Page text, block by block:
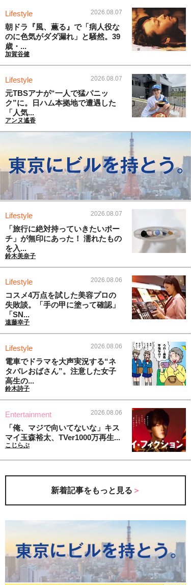
Lifestyle 2026.08.07
朝ドラ『風、薫る』で「病人役な
のに色気がダダ漏れ」と騒然。39
歳・...
加賀谷健
Lifestyle 2026.08.07
元TBSアナが“一人で猛パニッ
ク”に。日ハム本拠地で遭遇した
「人気...
アンヌ遙香
Lifestyle 2026.08.07
「旅行に絶対持っていきたいポー
チ」が無印にあった！ 濡れたもの
を入...
鈴木美奈子
Lifestyle 2026.08.06
コスメ4万点を試した美容プロの
失敗談。「手の甲に塗って確認」
「SN...
遠藤幸子
Lifestyle 2026.08.06
電車でドラマを大声実況する“ネ
タバレおばさん”。注意した女子
高生の...
鈴木詩子
Entertainment 2026.08.06
「俺、マジで向いてないな」キス
マイ玉森裕太、TVer1000万再生...
こじらぶ
新着記事をもっと見る